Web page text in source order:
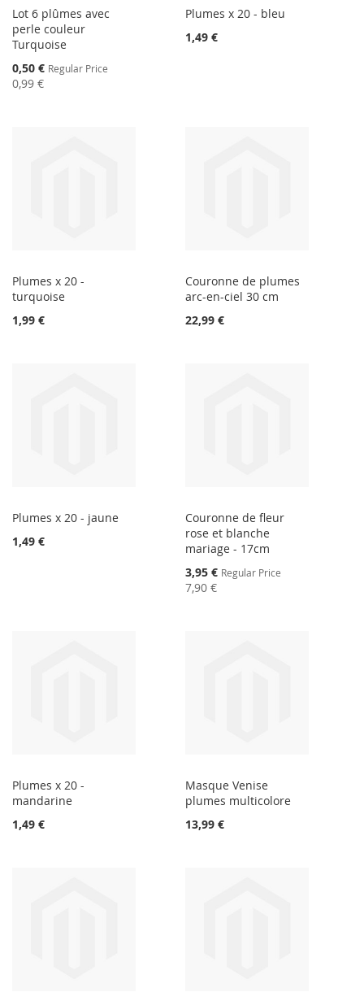
Lot 6 plûmes avec
perle couleur
Turquoise
Special
Price
0,50 € Regular Price
0,99 €
Plumes x 20 - bleu
1,49 €
Plumes x 20 -
turquoise
1,99 €
Couronne de plumes
arc-en-ciel 30 cm
22,99 €
Plumes x 20 - jaune
1,49 €
Couronne de fleur
rose et blanche
mariage - 17cm
Special
Price
3,95 € Regular Price
7,90 €
Plumes x 20 -
mandarine
1,49 €
Masque Venise
plumes multicolore
13,99 €